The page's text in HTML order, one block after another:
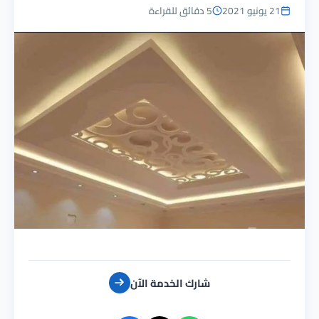
21 يونيو 2021 5 دقائق للقراءة
شارك الخدمة الآن